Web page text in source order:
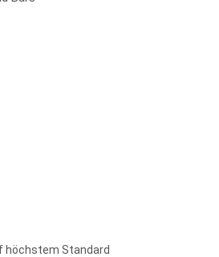
höchstem Standard